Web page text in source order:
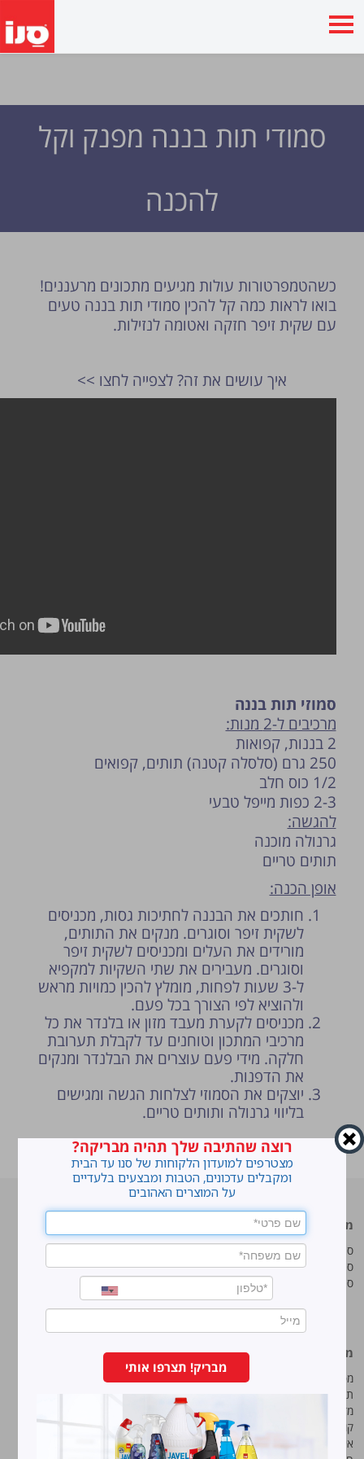
סמודי תות בננה מפנק וקל
להכנה
כשהטמפרטורות עולות מגיעים מתכונים מרעננים!
בואו לראות כמה קל להכין סמודי תות בננה טעים
עם שקית זיפר חזקה ואטומה לנזילות.
איך עושים את זה? לצפייה לחצו >>
סמוזי תות בננה
מרכיבים ל-2 מנות:
2 בננות, קפואות
250 גרם (סלסלה קטנה) תותים, קפואים
1/2 כוס חלב
2-3 כפות מייפל טבעי
להגשה:
גרנולה מוכנה
תותים טריים
אופן הכנה:
חותכים את הבננה לחתיכות גסות, מכניסים
לשקית זיפר וסוגרים. מנקים את התותים,
מורידים את העלים ומכניסים לשקית זיפר
וסוגרים. מעבירים את שתי השקיות למקפיא
ל-3 שעות לפחות, מומלץ להכין כמויות מראש
ולהוציא לפי הצורך בכל פעם.
מכניסים לקערת מעבד מזון או בלנדר את כל
מרכיבי המתכון וטוחנים עד לקבלת תערובת
חלקה. מידי פעם עוצרים את הבלנדר ומנקים
את הדפנות.
יוצקים את הסמוזי לצלחות הגשה ומגישים
בליווי גרנולה ותותים טריים.
»סמודי תות בננה מפנק וקל להכנה
סנו מפעלי ברונוס בע“מ
החרש 11 נוה נאמן, הוד השרון
טל:
פקס:09-7473233
מוצרים מובילים
סנו ז'אוול סופר ג'ל
סנו ז'אוול קצף ניקוי
סנו ז'אוול אבקת ניקוי
לנקות חלונות עם חיוך
עושים סדר בארון הנעליים
טיפים והמלצות מקצועיות לשימוש
מידע נוסף
מפת אתר
תנאי שימוש באתר
מדיניות ופרטיות
קוד אתי
איכות, בטיחות וסביבה
רוצה שהתיבה שלך תהיה מבריקה?
מצטרפים למועדון הלקוחות של סנו עד הבית
ומקבלים עדכונים, הטבות ומבצעים בלעדיים
על המוצרים האהובים
מבריק! תצרפו אותי